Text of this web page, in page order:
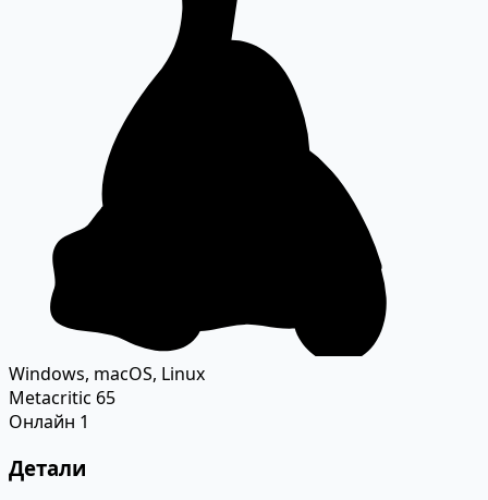
Windows, macOS, Linux
Metacritic 65
Онлайн 1
Детали